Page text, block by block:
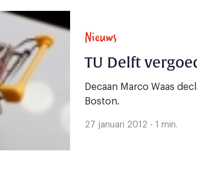
Nieuws
TU Delft
Decaan Marco Waas
Boston.
27 januari 2012 - 1 min.